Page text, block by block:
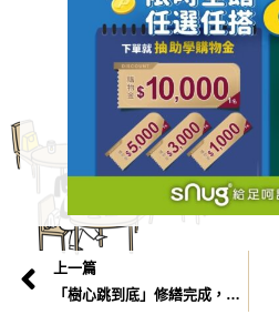
上一篇
「樹心跳到底」修繕完成，再次開放挑戰！🌟